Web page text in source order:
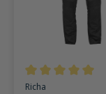
Durchschnittliche
Richa